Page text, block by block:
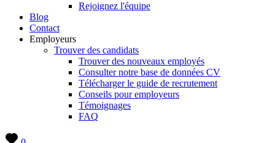
Rejoignez l'équipe
Blog
Contact
Employeurs
Trouver des candidats
Trouver des nouveaux employés
Consulter notre base de données CV
Télécharger le guide de recrutement
Conseils pour employeurs
Témoignages
FAQ